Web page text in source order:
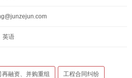
英语
再融资、并购重组 工程合同纠纷